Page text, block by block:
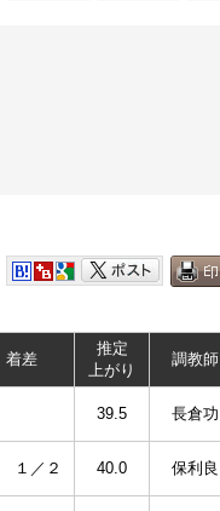
着差
推定
上がり
調教師
39.5 長倉功
１／２ 40.0 保利良